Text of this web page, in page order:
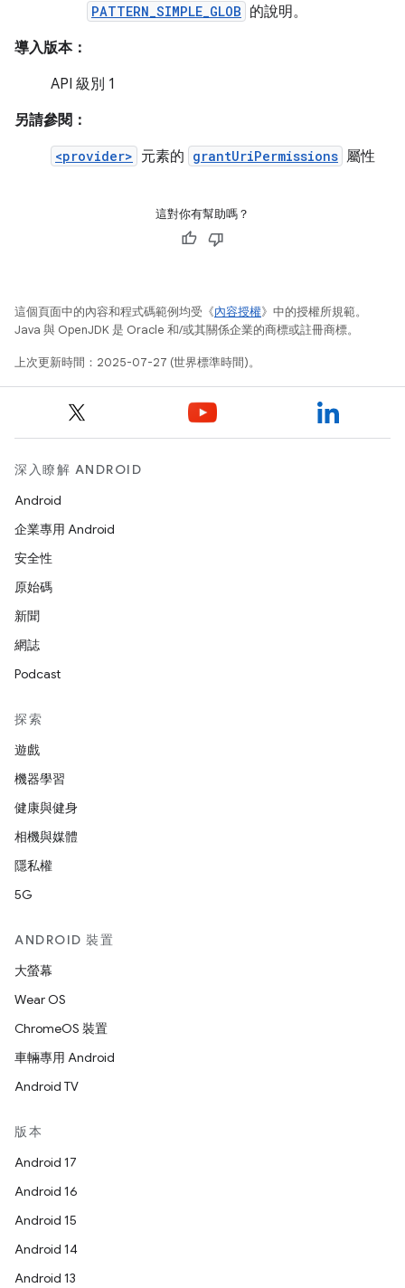
PATTERN_SIMPLE_GLOB 的說明。
導入版本：
API 級別 1
另請參閱：
<provider> 元素的 grantUriPermissions 屬性
這對你有幫助嗎？
這個頁面中的內容和程式碼範例均受《內容授權》中的授權所規範。
Java 與 OpenJDK 是 Oracle 和/或其關係企業的商標或註冊商標。
上次更新時間：2025-07-27 (世界標準時間)。
深入瞭解 ANDROID
Android
企業專用 Android
安全性
原始碼
新聞
網誌
Podcast
探索
遊戲
機器學習
健康與健身
相機與媒體
隱私權
5G
ANDROID 裝置
大螢幕
Wear OS
ChromeOS 裝置
車輛專用 Android
Android TV
版本
Android 17
Android 16
Android 15
Android 14
Android 13